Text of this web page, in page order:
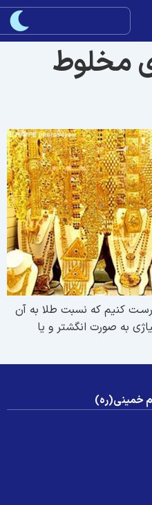
مخلوط
درسـت کنیم که نسبت طلا به آن
به صورت انگشتر و یا
خمینی(ره)